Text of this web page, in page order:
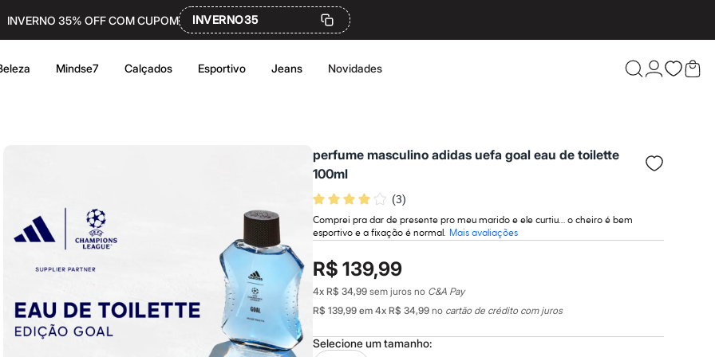
INVERNO 35% OFF COM CUPOM INVERNO35
Mindse7 Calçados Esportivo Jeans Novidades
Confira
perfume masculino adidas uefa goal eau de toilette
100ml
(3)
Comprei pra dar de presente pro meu marido e ele curtiu… o cheiro é bem
esportivo e a fixação é normal. Mais avaliações
R$ 139,99
4x R$ 34,99 sem juros no C&A Pay
R$ 139,99 em 4x R$ 34,99 no cartão de crédito com juros
Selecione umtamanho: